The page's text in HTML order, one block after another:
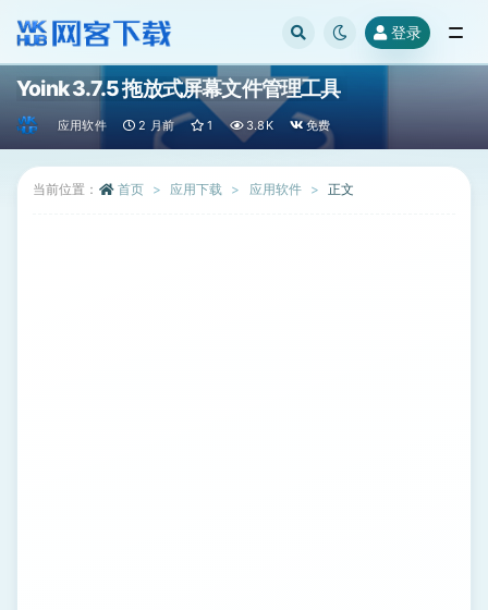
登录
Yoink 3.7.5 拖放式屏幕文件管理工具
应用软件 2 月前 1 3.8K 免费
当前位置： 首页 应用下载 应用软件 正文
全部